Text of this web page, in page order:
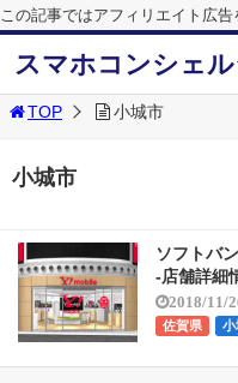
この記事ではアフィリエイト広告
スマホコンシェル
TOP 小城市
小城市
ソフトバ
-店舗詳細
2018/11/
佐賀県 小